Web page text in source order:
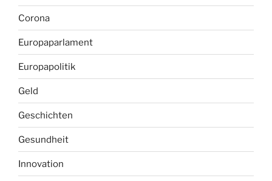
Corona
Europaparlament
Europapolitik
Geld
Geschichten
Gesundheit
Innovation